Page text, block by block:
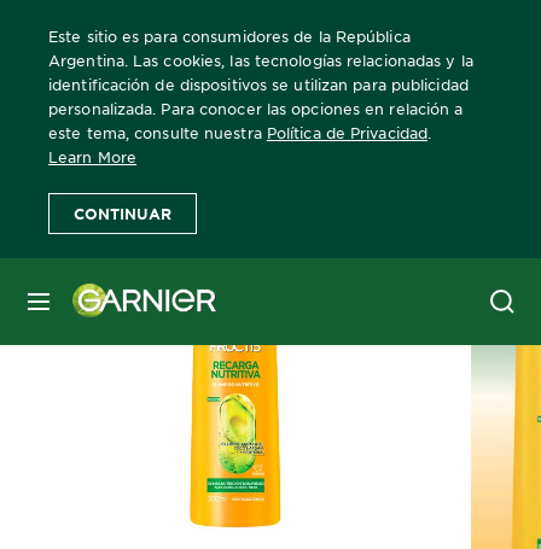
Este sitio es para consumidores de la República
Argentina. Las cookies, las tecnologías relacionadas y la
identificación de dispositivos se utilizan para publicidad
personalizada. Para conocer las opciones en relación a
este tema, consulte nuestra Política de Privacidad
Learn More
CONTINUAR
MENÚ
Home Fructis Recarga Nutritiva Recarga Nutritiva Shampoo